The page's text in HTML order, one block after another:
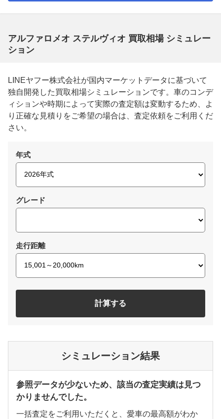
アルファロメオ ステルヴィオ 買取相場 シミュレー
ション
LINEヤフー株式会社が国内マーケットデータに基づいて
独自開発した買取相場シミュレーションです。車のコンデ
ィションや時期によって実際の査定額は変動するため、よ
り正確な見積りをご希望の場合は、査定依頼をご利用くだ
さい。
年式
グレード
走行距離
計算する
シミュレーション結果
参照データが少ないため、該当の査定実績は見つ
かりませんでした。
一括査定をご利用いただくと、愛車の最高額がわか